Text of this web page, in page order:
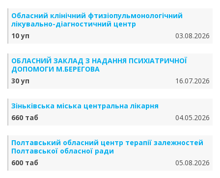
Обласний клінічний фтизіопульмонологічний
лікувально-діагностичний центр
10 уп
03.08.2026
ОБЛАСНИЙ ЗАКЛАД З НАДАННЯ ПСИХІАТРИЧНОЇ
ДОПОМОГИ М.БЕРЕГОВА
30 уп
16.07.2026
Зіньківська міська центральна лікарня
660 таб
04.05.2026
Полтавський обласний центр терапії залежностей
Полтавської обласної ради
600 таб
05.08.2026